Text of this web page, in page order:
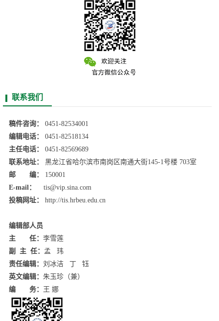
联系我们
稿件咨询：
0451-82534001
编辑电话：
0451-82518134
主任电话：
0451-82569689
联系地址：
黑龙江省哈尔滨市南岗区南通大街145-1号楼 703室
邮 编：
150001
E-mail：
tis@vip.sina.com
投稿网址：
http://tis.hrbeu.edu.cn
编辑部人员
主 任： 李雪莲
副 主 任： 孟 玮
责任编辑： 刘冰洁 丁 钰
英文编辑： 朱玉珍（兼）
编 务：
王 娜